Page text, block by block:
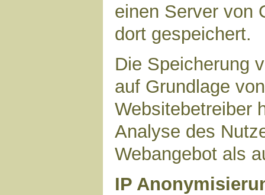
einen Server von
dort gespeichert.
Die Speicherung
auf Grundlage
Websitebetreiber
Analyse des
Webangebot als
IP